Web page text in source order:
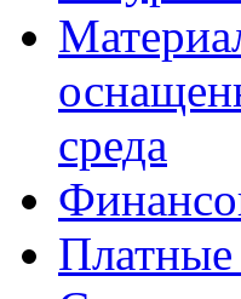
среда
Платные